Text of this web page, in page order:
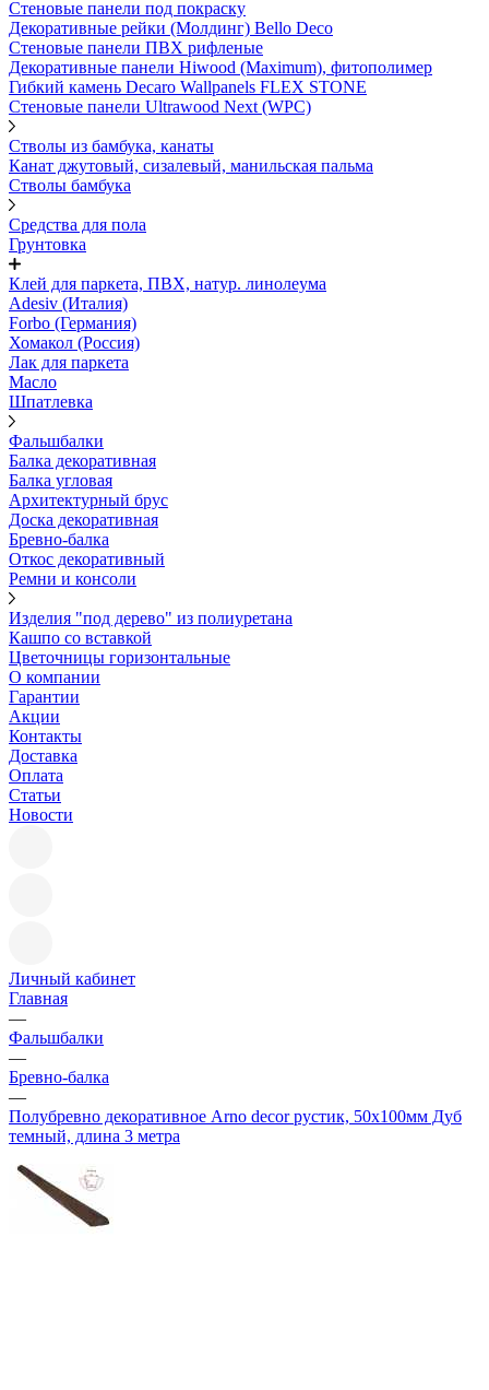
Стеновые панели под покраску
Декоративные рейки (Молдинг) Bello Deco
Стеновые панели ПВХ рифленыe
Декоративные панели Hiwood (Maximum), фитополимер
Гибкий камень Decaro Wallpanels FLEX STONE
Стеновые панели Ultrawood Next (WPC)
Стволы из бамбука, канаты
Канат джутовый, сизалевый, манильская пальма
Стволы бамбука
Средства для пола
Грунтовка
Клей для паркета, ПВХ, натур. линолеума
Adesiv (Италия)
Forbo (Германия)
Хомакол (Россия)
Лак для паркета
Масло
Шпатлевка
Фальшбалки
Балка декоративная
Балка угловая
Архитектурный брус
Доска декоративная
Бревно-балка
Откос декоративный
Ремни и консоли
Изделия "под дерево" из полиуретана
Кашпо со вставкой
Цветочницы горизонтальные
О компании
Гарантии
Акции
Контакты
Доставка
Оплата
Статьи
Новости
Личный кабинет
Главная
—
Фальшбалки
—
Бревно-балка
—
Полубревно декоративное Arno decor рустик, 50х100мм Дуб
темный, длина 3 метра